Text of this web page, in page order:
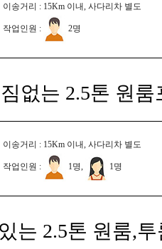
이송거리 : 15Km 이내, 사다리차 별도
작업인원 : 2명
없는 2.5톤 원룸
이송거리 : 15Km 이내, 사다리차 별도
작업인원 : 1명, 1명
는 2.5톤 원룸,